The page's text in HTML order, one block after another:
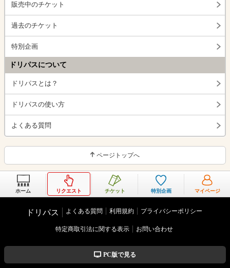
販売中のチケット
過去のチケット
特別企画
ドリパスについて
ドリパスとは？
ドリパスの使い方
よくある質問
ページトップへ
ホーム リクエスト チケット 特別企画 マイページ
ドリパス よくある質問 利用規約 プライバシーポリシー
特定商取引法に関する表示 お問い合わせ
PC版で見る